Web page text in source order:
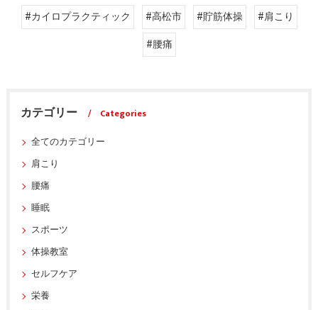
#カイロプラクティック #高松市 #貯筋体操
#肩こり
#腰痛
カテゴリー
Categories
全てのカテゴリー
肩こり
腰痛
睡眠
スポーツ
体操教室
セルフケア
栄養